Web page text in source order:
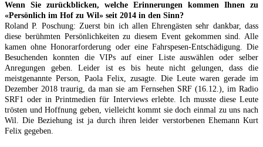
Wenn Sie zurückblicken, welche Erinnerungen kommen Ihnen zu
«Persönlich im Hof zu Wil» seit 2014 in den Sinn?
Roland P. Poschung: Zuerst bin ich allen Ehrengästen sehr dankbar, dass
diese berühmten Persönlichkeiten zu diesem Event gekommen sind. Alle
kamen ohne Honorarforderung oder eine Fahrspesen-Entschädigung. Die
Besuchenden konnten die VIPs auf einer Liste auswählen oder selber
Anregungen geben. Leider ist es bis heute nicht gelungen, dass die
meistgenannte Person, Paola Felix, zusagte. Die Leute waren gerade im
Dezember 2018 traurig, da man sie am Fernsehen SRF (16.12.), im Radio
SRF1 oder in Printmedien für Interviews erlebte. Ich musste diese Leute
trösten und Hoffnung geben, vielleicht kommt sie doch einmal zu uns nach
Wil. Die Beziehung ist ja durch ihren leider verstorbenen Ehemann Kurt
Felix gegeben.